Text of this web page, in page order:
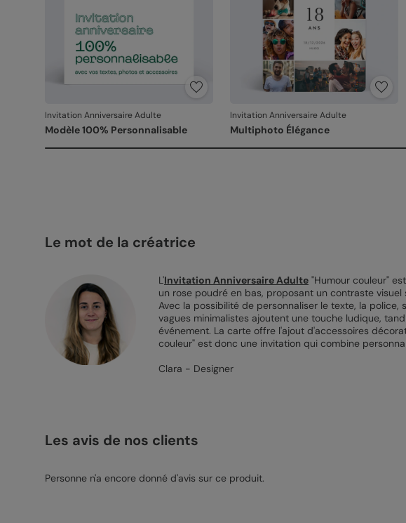
Invitation Anniversaire Adulte
Modèle 100% Personnalisable
Invitation Anniversaire Adulte
Multiphoto Élégance
Le mot de la créatrice
L'Invitation Anniversaire Adulte"Humour couleur"
un rose poudré en bas, proposant un contraste
Avec la possibilité de personnaliser le texte, la
vagues minimalistes ajoutent une touche ludique,
événement. La carte offre l'ajout d'accessoires
couleur" est donc une invitation qui combine
Clara - Designer
Les avis de nos clients
Personne n'a encore donné d'avis sur ce produit.